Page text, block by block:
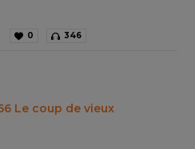
0 346
Le coup de vieux